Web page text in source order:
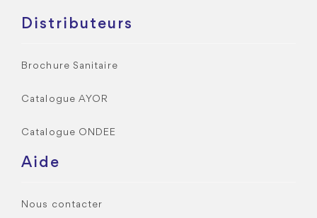
Distributeurs
Brochure Sanitaire
Catalogue AYOR
Catalogue ONDEE
Aide
Nous contacter